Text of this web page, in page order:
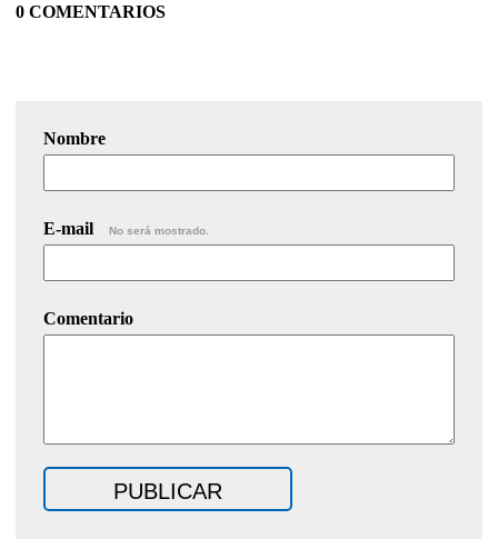
0 COMENTARIOS
Nombre
E-mail No será mostrado.
Comentario